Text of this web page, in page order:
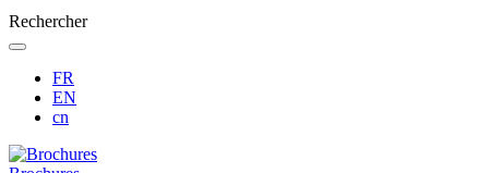
Rechercher
FR
EN
cn